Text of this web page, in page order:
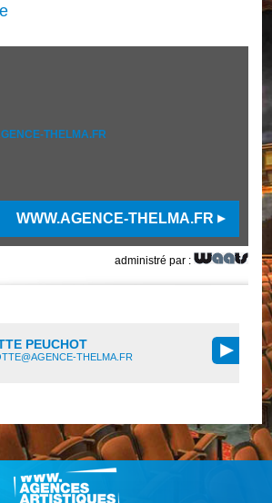
THELMA.FR
WWW.AGENCE-THELMA.FR
administré par :
PEUCHOT
THELMA.FR